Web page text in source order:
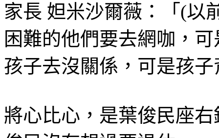
家長 妲米沙爾薇：「(以
困難的他們要去網咖，
孩子去沒關係，可是孩
將心比心，是葉俊民座